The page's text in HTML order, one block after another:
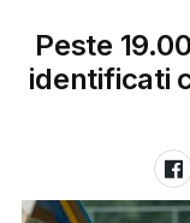
Peste
identificati